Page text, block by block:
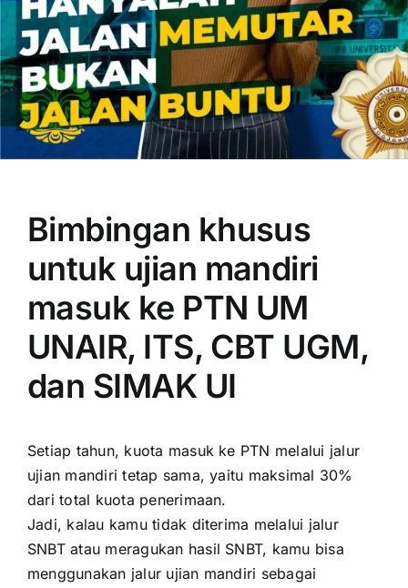
OUR PROGRAM
REGISTRATION
CONTACT US
Bimbingan khusus
untuk ujian mandiri
masuk ke PTN UM
UNAIR, ITS, CBT UGM,
dan SIMAK UI
Setiap tahun, kuota masuk ke PTN melalui jalur
ujian mandiri tetap sama, yaitu maksimal 30%
dari total kuota penerimaan.
Jadi, kalau kamu tidak diterima melalui jalur
SNBT atau meragukan hasil SNBT, kamu bisa
menggunakan jalur ujian mandiri sebagai